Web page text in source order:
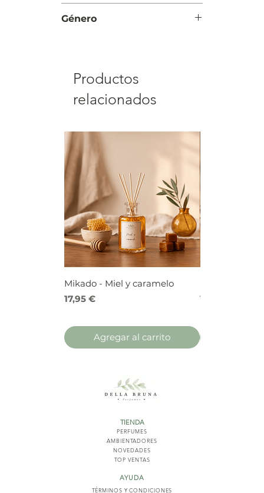
Género
Productos
relacionados
Mikado - Miel y caramelo
Precio
17,95 €
Agregar al carrito
Precio
17,95 €
TIENDA
PERFUMES
AMBIENTADORES
NOVEDADES
TOP VENTAS
AYUDA
TÉRMINOS Y CONDICIONES